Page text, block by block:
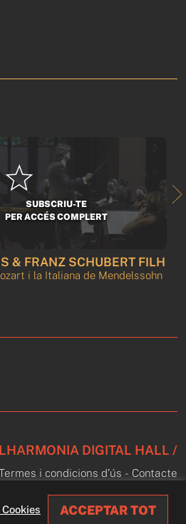
SUBSCRIU-TE
PER ACCÉS COMPLERT
& FRANZ SCHUBERT FILH
i la Italiana de Mendelssohn
DIGITAL HALL /
i condicions d’ús - Contacte
ACCEPTAR TOT